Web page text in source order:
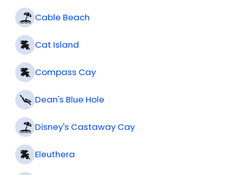
Cable Beach
Cat Island
Compass Cay
Dean's Blue Hole
Disney's Castaway Cay
Eleuthera